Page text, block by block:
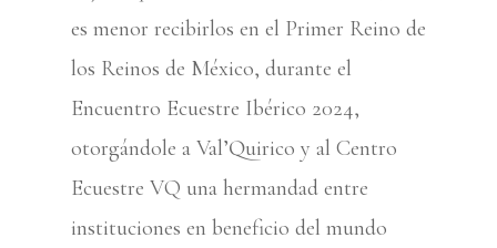
es menor recibirlos en el Primer Reino de
los Reinos de México, durante el
Encuentro Ecuestre Ibérico 2024,
otorgándole a Val’Quirico y al Centro
Ecuestre VQ una hermandad entre
instituciones en beneficio del mundo